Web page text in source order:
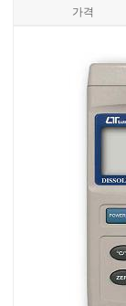
가격